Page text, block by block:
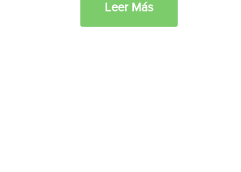
Leer Más